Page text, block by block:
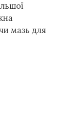
мазь для